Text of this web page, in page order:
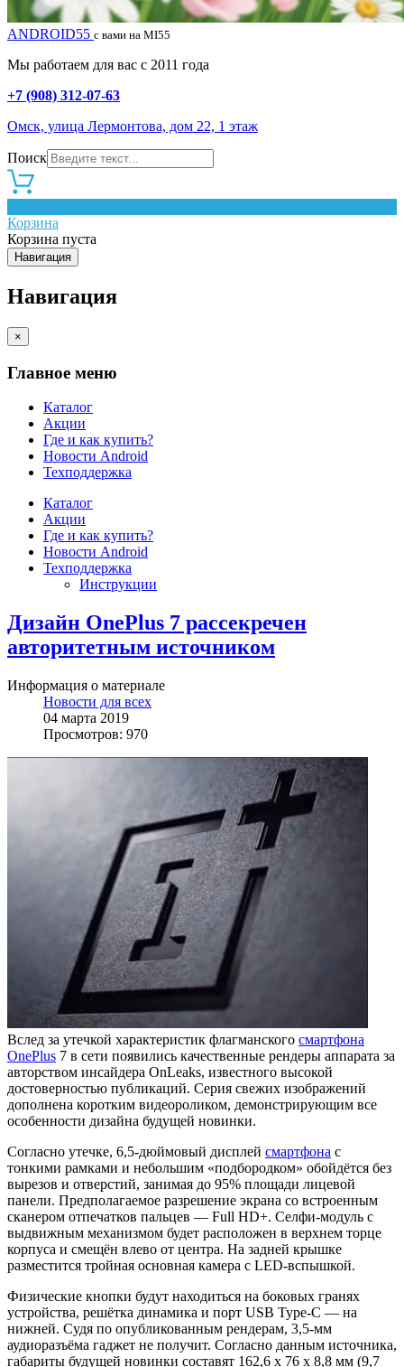
ANDROID55 с вами на MI55
Мы работаем для вас с 2011 года
+7 (908) 312-07-63
Омск, улица Лермонтова, дом 22, 1 этаж
Поиск
Корзина
Корзина пуста
Навигация
Навигация
×
Главное меню
Каталог
Акции
Где и как купить?
Новости Android
Техподдержка
Каталог
Акции
Где и как купить?
Новости Android
Техподдержка
Инструкции
Дизайн OnePlus 7 рассекречен
авторитетным источником
Информация о материале
Новости для всех
04 марта 2019
Просмотров: 970
Вслед за утечкой характеристик флагманского смартфона
OnePlus 7 в сети появились качественные рендеры аппарата за
авторством инсайдера OnLeaks, известного высокой
достоверностью публикаций. Серия свежих изображений
дополнена коротким видеороликом, демонстрирующим все
особенности дизайна будущей новинки.
Согласно утечке, 6,5-дюймовый дисплей смартфона с
тонкими рамками и небольшим «подбородком» обойдётся без
вырезов и отверстий, занимая до 95% площади лицевой
панели. Предполагаемое разрешение экрана со встроенным
сканером отпечатков пальцев — Full HD+. Селфи-модуль с
выдвижным механизмом будет расположен в верхнем торце
корпуса и смещён влево от центра. На задней крышке
разместится тройная основная камера с LED-вспышкой.
Физические кнопки будут находиться на боковых гранях
устройства, решётка динамика и порт USB Type-C — на
нижней. Судя по опубликованным рендерам, 3,5-мм
аудиоразъёма гаджет не получит. Согласно данным источника,
габариты будущей новинки составят 162,6 x 76 x 8,8 мм (9,7